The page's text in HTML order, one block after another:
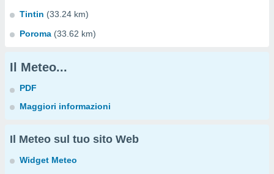
Tintin (33.24 km)
Poroma (33.62 km)
Il Meteo...
PDF
Maggiori informazioni
Il Meteo sul tuo sito Web
Widget Meteo